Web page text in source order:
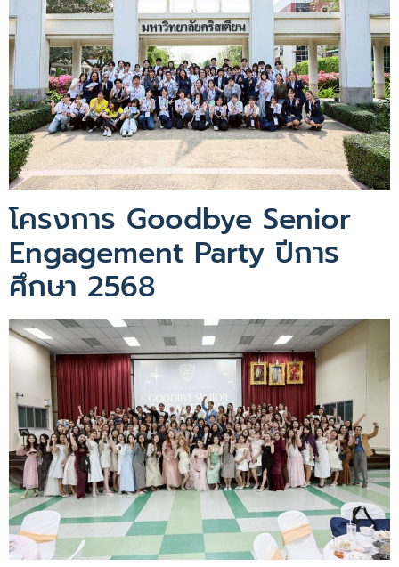
โครงการ Goodbye Senior
Engagement Party ปีการ
ศึกษา 2568